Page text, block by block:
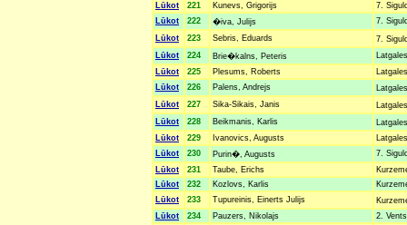
Lūkot
221 Kunevs, Grigorijs
7.
Lūkot
222 �iva, Julijs
7.
Lūkot
223 Sebris, Eduards
7.
Lūkot
224 Brie�kalns, Peteris
Lūkot
225 Plesums, Roberts
Lūkot
226 Palens, Andrejs
Lūkot
227 Sika-Sikais, Janis
Lūkot
228 Beikmanis, Karlis
Lūkot
229 Ivanovics, Augusts
Lūkot
230 Purin�, Augusts
7.
Lūkot
231 Taube, Erichs
Lūkot
232 Kozlovs, Karlis
Lūkot
233 Tupureinis, Einerts Julijs
Lūkot
234 Pauzers, Nikolajs
2.